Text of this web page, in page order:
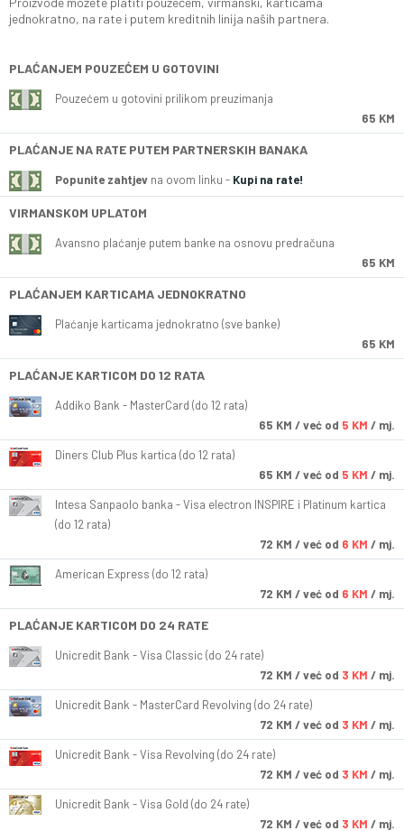
jednokratno, na rate i putem kreditnih linija naših partnera.
PLAĆANJEM POUZEĆEM U GOTOVINI
Pouzećem u gotovini prilikom preuzimanja
65 KM
PLAĆANJE NA RATE PUTEM PARTNERSKIH BANAKA
Popunite zahtjev na ovom linku - Kupi na rate!
VIRMANSKOM UPLATOM
Avansno plaćanje putem banke na osnovu predračuna
65 KM
PLAĆANJEM KARTICAMA JEDNOKRATNO
Plaćanje karticama jednokratno (sve banke)
65 KM
PLAĆANJE KARTICOM DO 12 RATA
Addiko Bank - MasterCard (do 12 rata)
65 KM / već od 5 KM / mj.
Diners Club Plus kartica (do 12 rata)
65 KM / već od 5 KM / mj.
Intesa Sanpaolo banka - Visa electron INSPIRE i Platinum kartica
(do 12 rata)
72 KM / već od 6 KM / mj.
American Express (do 12 rata)
72 KM / već od 6 KM / mj.
PLAĆANJE KARTICOM DO 24 RATE
Unicredit Bank - Visa Classic (do 24 rate)
72 KM / već od 3 KM / mj.
Unicredit Bank - MasterCard Revolving (do 24 rate)
72 KM / već od 3 KM / mj.
Unicredit Bank - Visa Revolving (do 24 rate)
72 KM / već od 3 KM / mj.
Unicredit Bank - Visa Gold (do 24 rate)
72 KM / već od 3 KM / mj.